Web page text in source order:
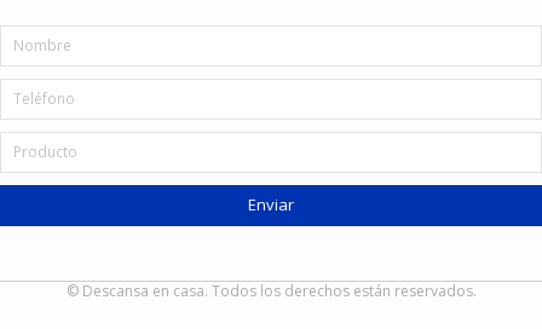
Enviar
© Descansa en casa. Todos los derechos están reservados.